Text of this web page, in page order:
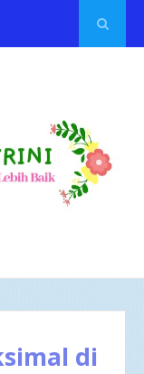
di